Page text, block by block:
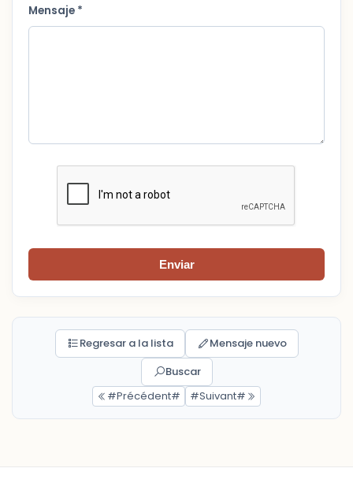
Mensaje *
Enviar
Regresar a la lista
Mensaje nuevo
Buscar
#Précédent#
#Suivant#